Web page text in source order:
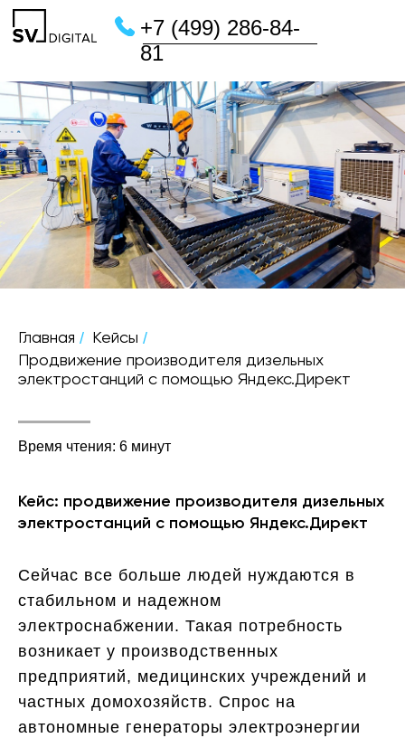
+7 (499) 286-84-
Главная / Кейсы /
Продвижение производителя дизельных
электростанций с помощью Яндекс.Директ
Время чтения: 6 минут
Кейс: продвижение производителя дизельных
электростанций с помощью Яндекс.Директ
Сейчас все больше людей нуждаются в
стабильном и надежном
электроснабжении. Такая потребность
возникает у производственных
предприятий, медицинских учреждений и
частных домохозяйств. Спрос на
автономные генераторы электроэнергии